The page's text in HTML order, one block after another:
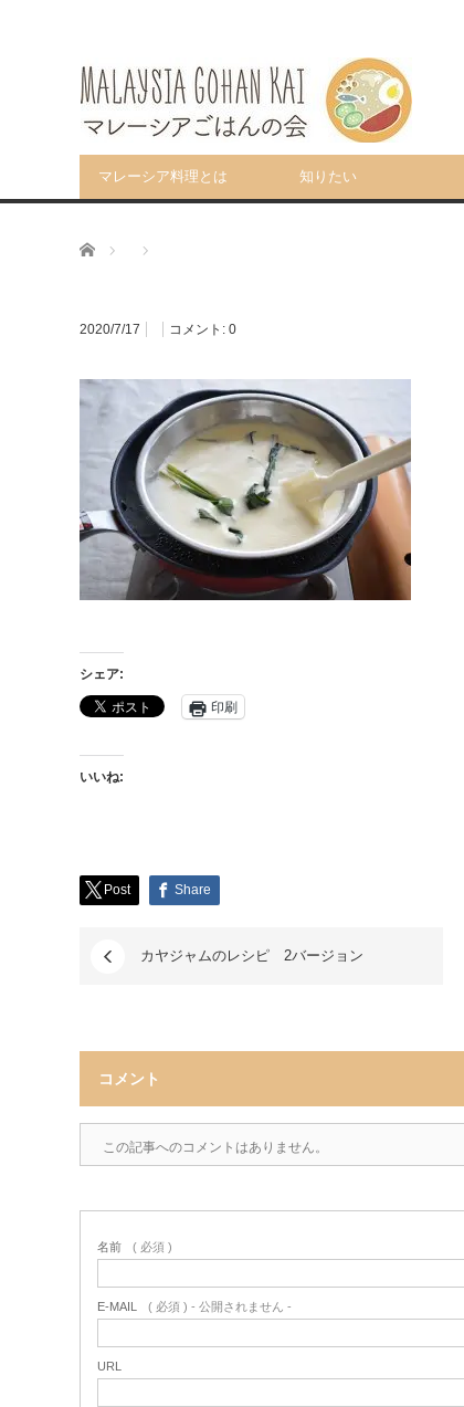
マレーシア料理とは 知りたい
ホーム
2020/7/17 コメント: 0
シェア:
印刷
いいね:
Post Share
カヤジャムのレシピ 2バージョン
コメント
この記事へのコメントはありません。
名前 ( 必須 )
E-MAIL ( 必須 ) - 公開されません -
URL